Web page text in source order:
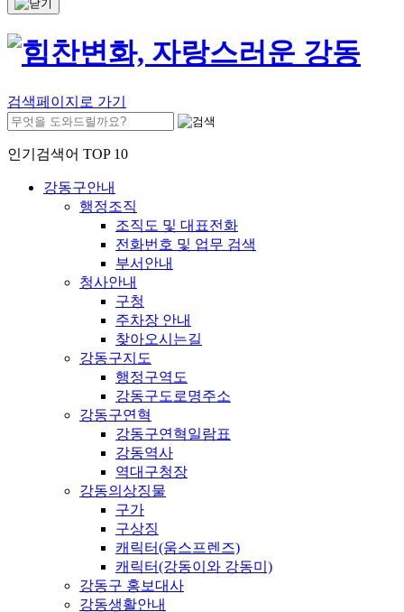
검색페이지로 가기
인기검색어 TOP 10
강동구안내
행정조직
조직도 및 대표전화
전화번호 및 업무 검색
부서안내
청사안내
구청
주차장 안내
찾아오시는길
강동구지도
행정구역도
강동구도로명주소
강동구연혁
강동구연혁일람표
강동역사
역대구청장
강동의상징물
구가
구상징
캐릭터(움스프렌즈)
캐릭터(강동이와 강동미)
강동구 홍보대사
강동생활안내